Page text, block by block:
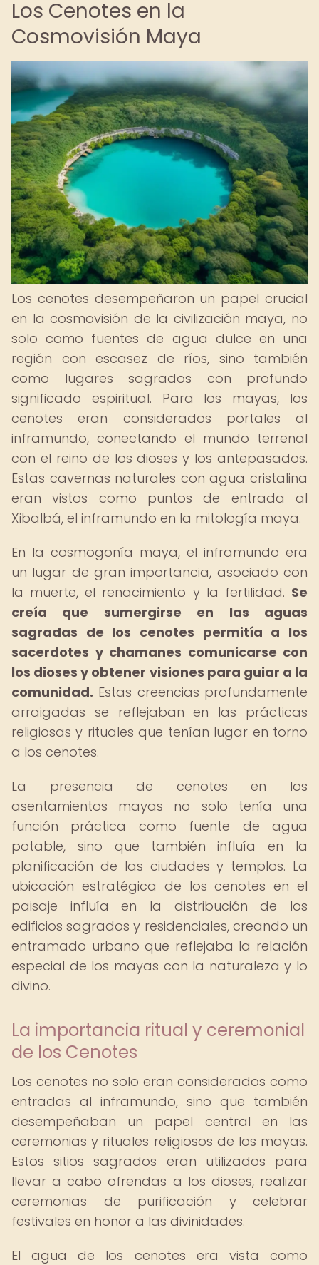
Los Cenotes en la
Cosmovisión Maya
Los cenotes desempeñaron un papel crucial
en la cosmovisión de la civilización maya, no
solo como fuentes de agua dulce en una
región con escasez de ríos, sino también
como lugares sagrados con profundo
significado espiritual. Para los mayas, los
cenotes eran considerados portales al
inframundo, conectando el mundo terrenal
con el reino de los dioses y los antepasados.
Estas cavernas naturales con agua cristalina
eran vistos como puntos de entrada al
Xibalbá, el inframundo en la mitología maya.
En la cosmogonía maya, el inframundo era
un lugar de gran importancia, asociado con
la muerte, el renacimiento y la fertilidad. Se
creía que sumergirse en las aguas
sagradas de los cenotes permitía a los
sacerdotes y chamanes comunicarse con
los dioses y obtener visiones para guiar a la
comunidad. Estas creencias profundamente
arraigadas se reflejaban en las prácticas
religiosas y rituales que tenían lugar en torno
a los cenotes.
La presencia de cenotes en los
asentamientos mayas no solo tenía una
función práctica como fuente de agua
potable, sino que también influía en la
planificación de las ciudades y templos. La
ubicación estratégica de los cenotes en el
paisaje influía en la distribución de los
edificios sagrados y residenciales, creando un
entramado urbano que reflejaba la relación
especial de los mayas con la naturaleza y lo
divino.
La importancia ritual y ceremonial
de los Cenotes
Los cenotes no solo eran considerados como
entradas al inframundo, sino que también
desempeñaban un papel central en las
ceremonias y rituales religiosos de los mayas.
Estos sitios sagrados eran utilizados para
llevar a cabo ofrendas a los dioses, realizar
ceremonias de purificación y celebrar
festivales en honor a las divinidades.
El agua de los cenotes era vista como